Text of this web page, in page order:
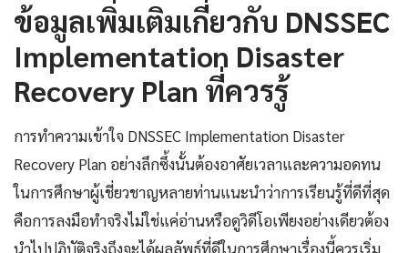
ข้อมูลเพิ่มเติมเกี่ยวกับ DNSSEC
Implementation Disaster
Recovery Plan ที่ควรรู้
การทำความเข้าใจ DNSSEC Implementation Disaster
Recovery Plan อย่างลึกซึ้งนั้นต้องอาศัยเวลาและความอดทน
ในการศึกษาผู้เชี่ยวชาญหลายท่านแนะนำว่าการเรียนรู้ที่ดีที่สุด
คือการลงมือทำจริงไม่ใช่แค่อ่านหรือดูวิดีโอเพียงอย่างเดียวต้อง
นำไปปฏิบัติจริงถึงจะได้ผลลัพธ์ที่ดีในการศึกษาเรื่องนี้ควรเริ่ม